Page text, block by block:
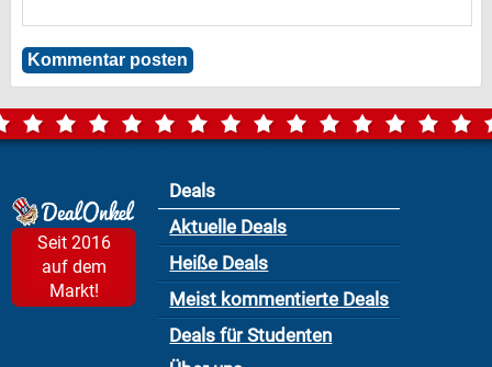
Seit 2016
auf dem
Markt!
Deals
Aktuelle Deals
Heiße Deals
Meist kommentierte Deals
Deals für Studenten